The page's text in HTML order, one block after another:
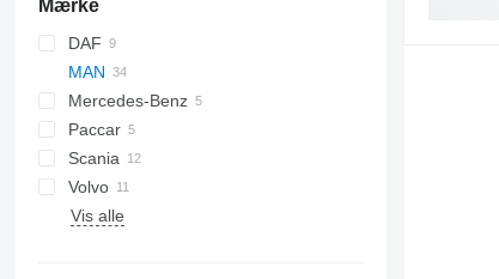
Mærke
DAF
CF
XD
XF
XG
EuroCargo
MAN
TGA
TGL
TGM
TGS
TGX
Mercedes-Benz
Actros
Antos
Arocs
Atego
Paccar
Scania
Volvo
B-series
Vis alle